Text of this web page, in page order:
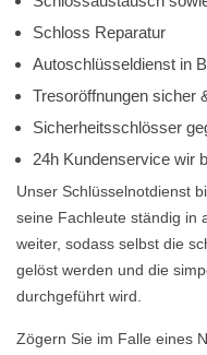
Schloss Reparatur
Autoschlüsseldienst in
Tresoröffnungen sicher
Sicherheitsschlösser
24h Kundenservice wir
Unser Schlüsselnotdienst
seine Fachleute ständig in
weiter, sodass selbst die
gelöst werden und die
durchgeführt wird.
Zögern Sie im Falle eines